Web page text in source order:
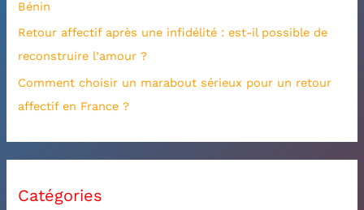
:
Bénin
Retour affectif après une infidélité : est-il possible de
reconstruire l’amour ?
Comment choisir un marabout sérieux pour un retour
affectif en France ?
Catégories